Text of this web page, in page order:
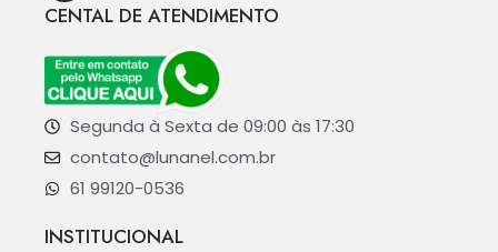
CENTAL DE ATENDIMENTO
Segunda à Sexta de 09:00 às 17:30
contato@lunanel.com.br
61 99120-0536
INSTITUCIONAL